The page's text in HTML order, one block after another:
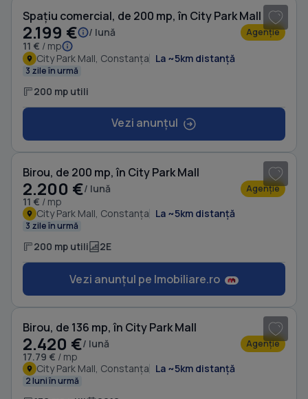
Spațiu comercial, de 200 mp, în City Park Mall
2.199 €
/ lună
11 € / mp
Agenție
City Park Mall, Constanța La ~5km distanță
3 zile în urmă
200 mp utili
Vezi anunțul
Birou, de 200 mp, în City Park Mall
2.200 €/ lună
11 € / mp
Agenție
City Park Mall, Constanța La ~5km distanță
3 zile în urmă
200 mp utili 2E
Vezi anunțul pe Imobiliare.ro
Birou, de 136 mp, în City Park Mall
2.420 €/ lună
17.79 € / mp
Agenție
City Park Mall, Constanța La ~5km distanță
2 luni în urmă